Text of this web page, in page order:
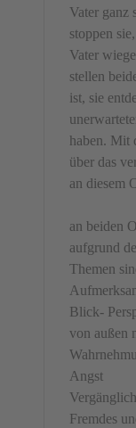
Vater ganz
stoppen
Vater
stellen
ist, sie
haben. Mit
über das
an diesem
an beiden
aufgrund
Themen
Blick-
von außen
Angst
Fremdes